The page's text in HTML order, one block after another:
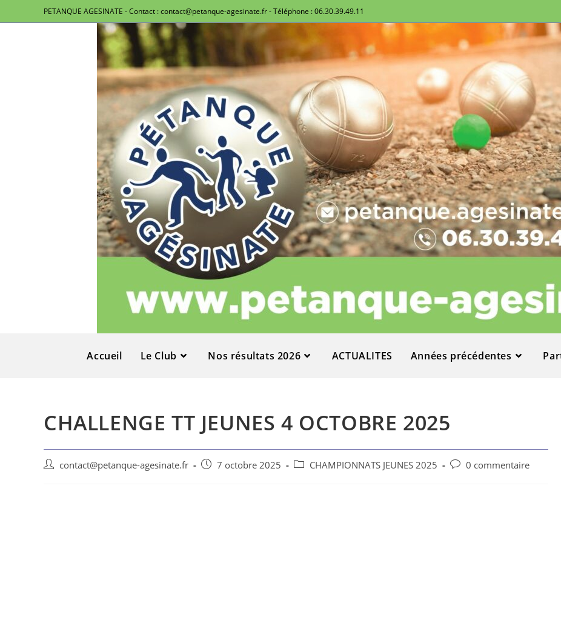
PETANQUE AGESINATE - Contact : contact@petanque-agesinate.fr - Téléphone : 06.30.39.49.11
Accueil Le Club Nos résultats 2026 ACTUALITES Années précédentes
CHALLENGE TT JEUNES 4 OCTOBRE 2025
contact@petanque-agesinate.fr 7 octobre 2025 CHAMPIONNATS JEUNES 2025 0 commentaire